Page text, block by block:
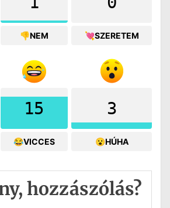
👎NEM 💘SZERETEM
15
😂VICCES
3
😮HÚHA
hozzászólás?